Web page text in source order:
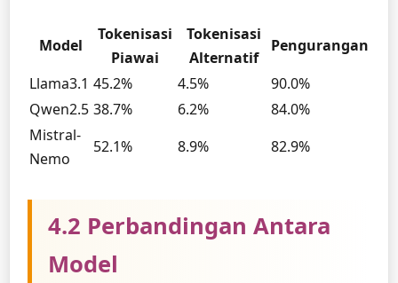
Model
Tokenisasi
Piawai
Tokenisasi
Alternatif
Pengurangan
Llama3.1 45.2% 4.5%
90.0%
Qwen2.5 38.7% 6.2%
84.0%
Mistral-
Nemo
52.1% 8.9% 82.9%
4.2 Perbandingan Antara
Model